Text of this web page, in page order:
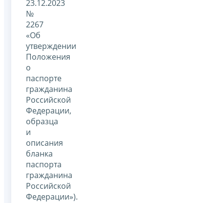
23.12.2023
№
2267
«Об
утверждении
Положения
о
паспорте
гражданина
Российской
Федерации,
образца
и
описания
бланка
паспорта
гражданина
Российской
Федерации»).